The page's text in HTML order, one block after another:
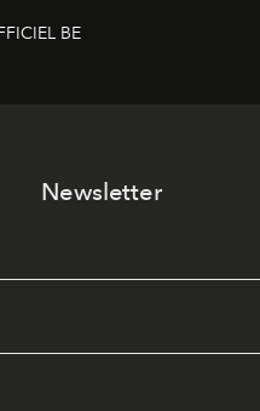
benadering van beweging
de ruimtes van Frank
BE
Newsletter